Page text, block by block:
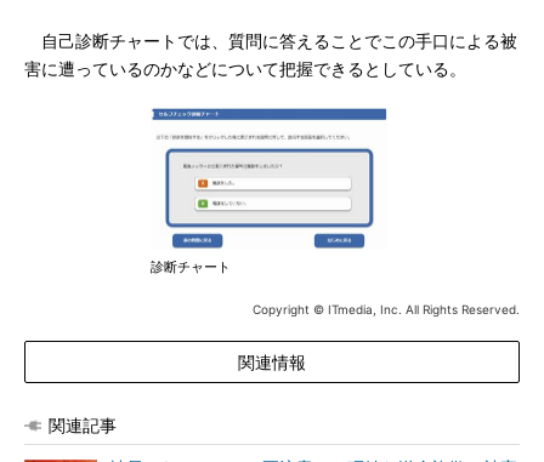
自己診断チャートでは、質問に答えることでこの手口による被
害に遭っているのかなどについて把握できるとしている。
診断チャート
Copyright © ITmedia, Inc. All Rights Reserved.
関連情報
関連記事